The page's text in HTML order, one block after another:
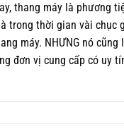
thang máy là phương
trong thời gian vài
máy. NHƯNG nó
đơn vị cung cấp có uy